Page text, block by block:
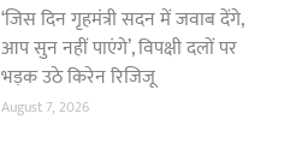
‘जिस दिन गृहमंत्री सदन में जवाब देंगे,
आप सुन नहीं पाएंगे’, विपक्षी दलों पर
भड़क उठे किरेन रिजिजू
August 7, 2026